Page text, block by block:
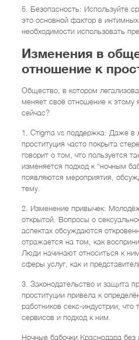
5. Безопасность: Используйте
это основной фактор в
необходимости использовать
Изменения в
отношение к
Общество, в котором
меняет своё отношение к
сейчас?
1. Стigma vs поддержка: Даже в
проституция часто покрыта
говорит о том, что пользуется
изменяется подход к “ночным
появляются мероприятия,
тему.
2. Изменение привычек:
открытой. Вопросы о
аспектах обсуждаются
отражается на том, как
Люди начинают относиться к
сферы услуг, как и
3. Законодательство и защита
проституции привела к
работников секс-индустрии, что
сервисов и подход к ним.
Ночные бабочки Краснодара